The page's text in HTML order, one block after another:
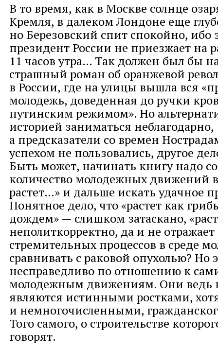
В то время, как в Москве солнце
Кремля, в далеком Лондоне еще
но Березовский спит спокойно, ибо
президент России не приезжает на
11 часов утра… Так должен был бы
страшный роман об оранжевой
в России, где на улицы вышла вся
молодежь, доведенная до ручки
путинским режимом». Но
историей заниматься неблагодарно,
а предсказатели со времен
успехом не пользовались, другое
Быть может, начинать книгу надо
количество молодежных движений
растет…» и дальше искать удачное
Понятное дело, что «растет как
дождем» — слишком затаскано,
неполиткорректно, да и не отражает
стремительных процессов в среде
сравнивать с раковой опухолью? Но
несправедливо по отношению к
молодежным движениям. Они ведь
являются истинными ростками,
и немногочисленными,
Того самого, о строительстве
говорят.